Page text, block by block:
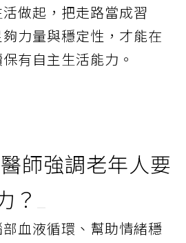
做起，把走路當成習
力量與穩定性，才能在
有自主生活能力。
師強調老年人要
？
血液循環、幫助情緒穩